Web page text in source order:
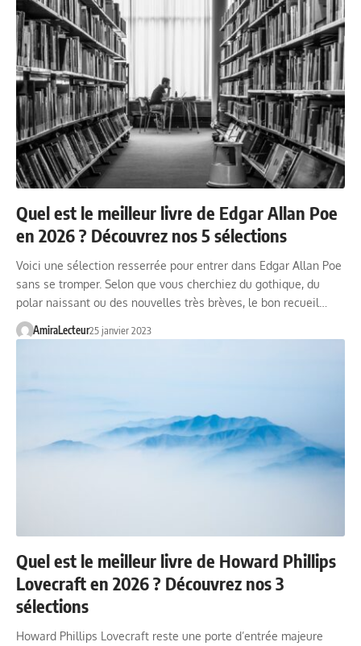
Quel est le meilleur livre de Edgar Allan Poe
en 2026 ? Découvrez nos 5 sélections
Voici une sélection resserrée pour entrer dans Edgar Allan Poe
sans se tromper. Selon que vous cherchiez du gothique, du
polar naissant ou des nouvelles très brèves, le bon recueil…
AmiraLecteur25 janvier 2023
Quel est le meilleur livre de Howard Phillips
Lovecraft en 2026 ? Découvrez nos 3
sélections
Howard Phillips Lovecraft reste une porte d’entrée majeure